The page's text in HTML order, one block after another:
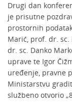
Drugi dan
je prisutne
prostornih
Marić, prof. dr. sc.
dr. sc. Danko
uprave te Igor
uređenje, pravne
Ministarstvu
službeno otvorio